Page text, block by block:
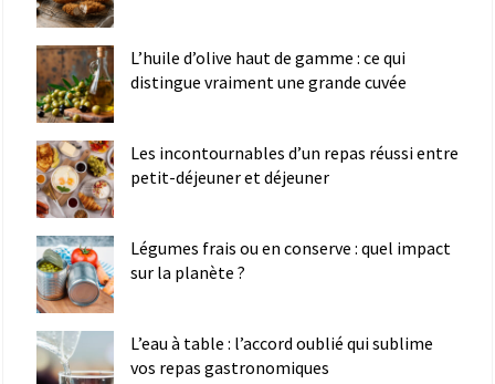
L’huile d’olive haut de gamme : ce qui
distingue vraiment une grande cuvée
Les incontournables d’un repas réussi entre
petit-déjeuner et déjeuner
Légumes frais ou en conserve : quel impact
sur la planète ?
L’eau à table : l’accord oublié qui sublime
vos repas gastronomiques